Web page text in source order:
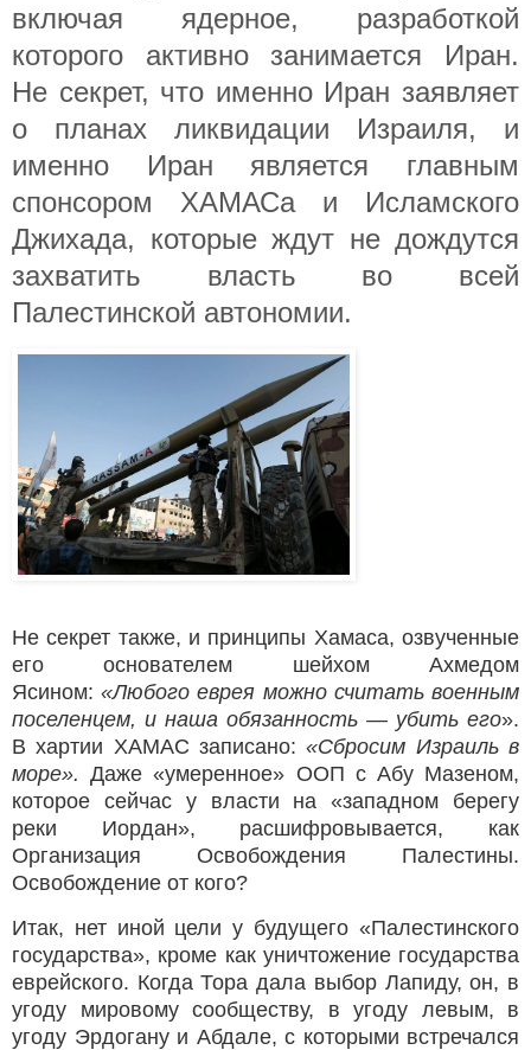
включая ядерное, разработкой
которого активно занимается Иран.
Не секрет, что именно Иран заявляет
о планах ликвидации Израиля, и
именно Иран является главным
спонсором ХАМАСа и Исламского
Джихада, которые ждут не дождутся
захватить власть во всей
Палестинской автономии.
Не секрет также, и принципы Хамаса, озвученные
его основателем шейхом Ахмедом
Ясином:«Любого еврея можно считать военным
поселенцем, и наша обязанность — убить его».
В хартии ХАМАС записано:«Сбросим Израиль в
море». Даже «умеренное» ООП с Абу Мазеном,
которое сейчас у власти на «западном берегу
реки Иордан», расшифровывается, как
Организация Освобождения Палестины.
Освобождение от кого?
Итак, нет иной цели у будущего «Палестинского
государства», кроме как уничтожение государства
еврейского. Когда Тора дала выбор Лапиду, он, в
угоду мировому сообществу, в угоду левым, в
угоду Эрдогану и Абдале, с которыми встречался